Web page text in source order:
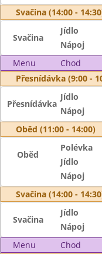
Svačina (14:00 -
Svačina
Jídlo
Nápoj
Menu
Chod
Přesnídávka (9:00 -
Přesnídávka
Jídlo
Nápoj
Oběd (11:00 - 14:00)
Oběd
Polévka
Jídlo
Nápoj
Svačina (14:00 -
Svačina
Jídlo
Nápoj
Menu
Chod